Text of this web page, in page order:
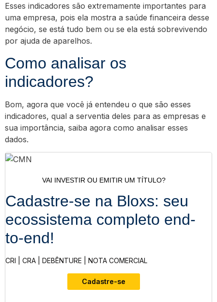
Esses indicadores são extremamente importantes para
uma empresa, pois ela mostra a saúde financeira desse
negócio, se está tudo bem ou se ela está sobrevivendo
por ajuda de aparelhos.
Como analisar os
indicadores?
Bom, agora que você já entendeu o que são esses
indicadores, qual a serventia deles para as empresas e
sua importância, saiba agora como analisar esses
dados.
VAI INVESTIR OU EMITIR UM TÍTULO?
Cadastre-se na Bloxs: seu
ecossistema completo end-
to-end!
CRI | CRA | DEBÊNTURE | NOTA COMERCIAL
Cadastre-se